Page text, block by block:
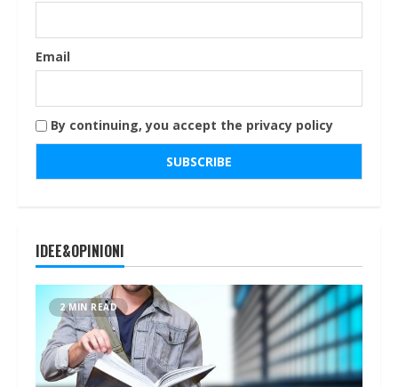
Email
By continuing, you accept the privacy policy
IDEE&OPINIONI
2 MIN READ